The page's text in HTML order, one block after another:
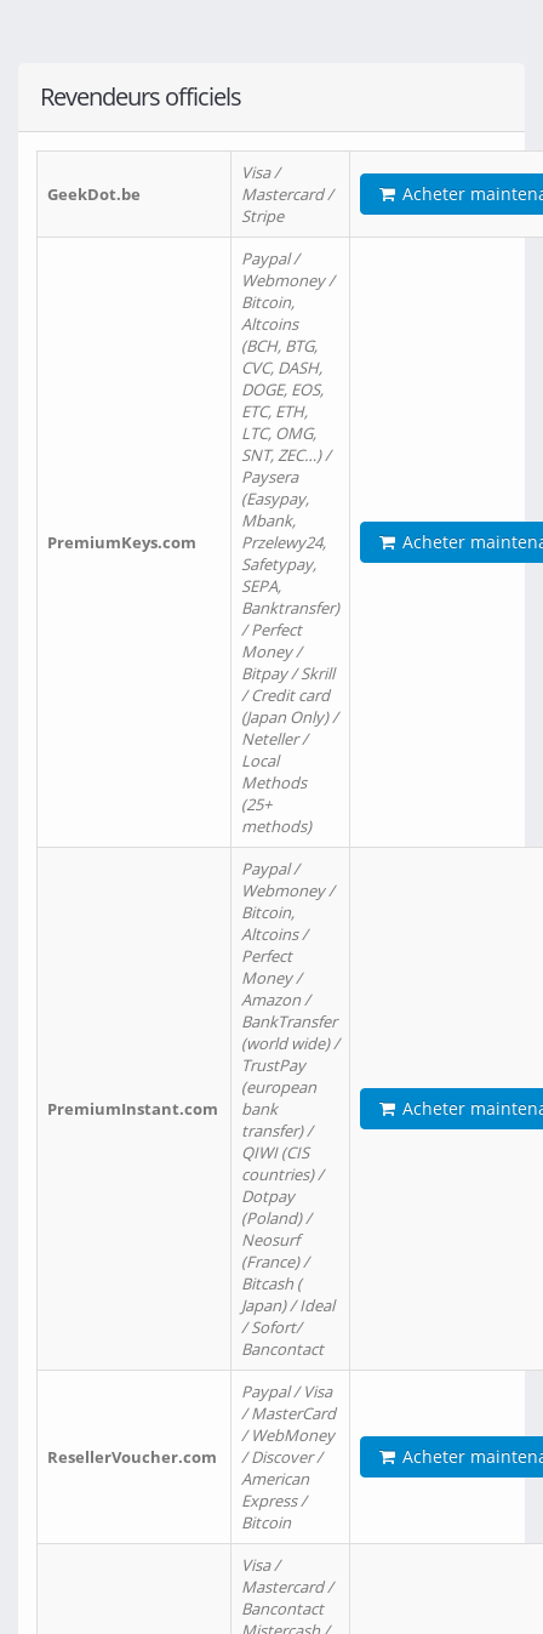
Revendeurs officiels
GeekDot.be
Visa /
Mastercard /
Stripe
Acheter
PremiumKeys.com
Paypal /
Webmoney /
Bitcoin,
Altcoins
(BCH, BTG,
CVC, DASH,
DOGE, EOS,
ETC, ETH,
LTC, OMG,
SNT, ZEC…) /
Paysera
(Easypay,
Mbank,
Przelewy24,
Safetypay,
SEPA,
Banktransfer)
/ Perfect
Money /
Bitpay / Skrill
/ Credit card
(Japan Only) /
Neteller /
Local
Methods
(25+
methods)
Acheter
PremiumInstant.com
Paypal /
Webmoney /
Bitcoin,
Altcoins /
Perfect
Money /
Amazon /
BankTransfer
(world wide) /
TrustPay
(european
bank
transfer) /
QIWI (CIS
countries) /
Dotpay
(Poland) /
Neosurf
(France) /
Bitcash (
Japan) / Ideal
/ Sofort/
Bancontact
Acheter
ResellerVoucher.com
Paypal / Visa
/ MasterCard
/ WebMoney
/ Discover /
American
Express /
Bitcoin
Acheter
Visa /
Mastercard /
Bancontact